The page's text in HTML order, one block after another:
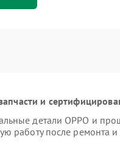
и
детали OPPO и
работу после ремонта